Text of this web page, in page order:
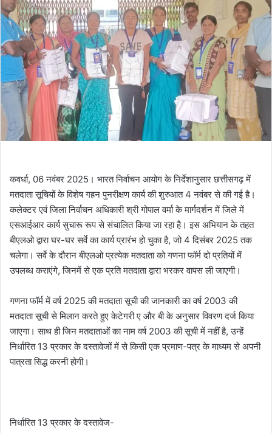
कवर्धा, 06 नवंबर 2025। भारत निर्वाचन आयोग के निर्देशानुसार छत्तीसगढ़ में
मतदाता सूचियों के विशेष गहन पुनरीक्षण कार्य की शुरुआत 4 नवंबर से की गई है।
कलेक्टर एवं जिला निर्वाचन अधिकारी श्री गोपाल वर्मा के मार्गदर्शन में जिले में
एसआईआर कार्य सुचारू रूप से संचालित किया जा रहा है। इस अभियान के तहत
बीएलओ द्वारा घर-घर सर्वे का कार्य प्रारंभ हो चुका है, जो 4 दिसंबर 2025 तक
चलेगा। सर्वे के दौरान बीएलओ प्रत्येक मतदाता को गणना फॉर्म दो प्रतियों में
उपलब्ध कराएंगे, जिनमें से एक प्रति मतदाता द्वारा भरकर वापस ली जाएगी।
गणना फॉर्म में वर्ष 2025 की मतदाता सूची की जानकारी का वर्ष 2003 की
मतदाता सूची से मिलान करते हुए केटेगरी ए और बी के अनुसार विवरण दर्ज किया
जाएगा। साथ ही जिन मतदाताओं का नाम वर्ष 2003 की सूची में नहीं है, उन्हें
निर्धारित 13 प्रकार के दस्तावेजों में से किसी एक प्रमाण-पत्र के माध्यम से अपनी
पात्रता सिद्ध करनी होगी।
निर्धारित 13 प्रकार के दस्तावेज-